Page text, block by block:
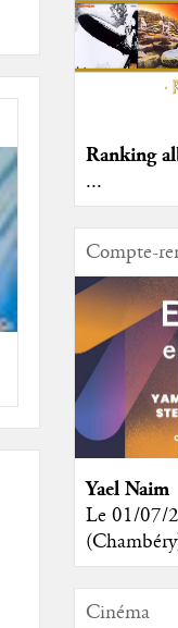
Ranking
...
Compte-
Yael Naim
Le 01/07/
Cinéma